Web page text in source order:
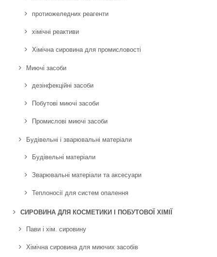
протиожеледних реагенти
хімічні реактиви
Хімічна сировина для промисловості
Миючі засоби
дезінфекційні засоби
Побутові миючі засоби
Промислові миючі засоби
Будівельні і зварювальні матеріали
Будівельні матеріали
Зварювальні матеріали та аксесуари
Теплоносії для систем опалення
СИРОВИНА ДЛЯ КОСМЕТИКИ І ПОБУТОВОЇ ХІМІЇ
Пави і хім. сировину
Хімічна сировина для миючих засобів